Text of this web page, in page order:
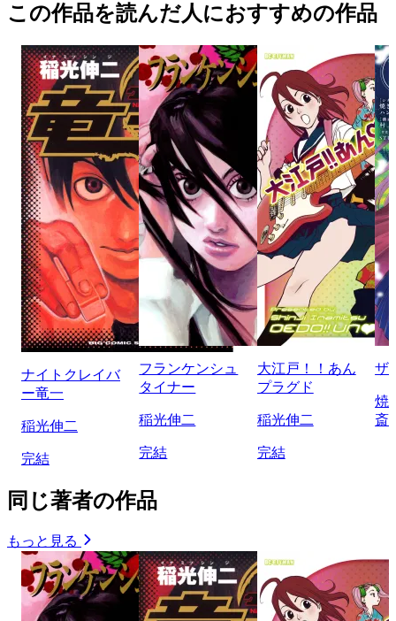
この作品を読んだ人におすすめの作品
ナイトクレイバ
ー竜一
稲光伸二
完結
フランケンシュ
タイナー
稲光伸二
完結
大江戸！！あん
プラグド
稲光伸二
完結
ザ
焼
斎
同じ著者の作品
もっと見る